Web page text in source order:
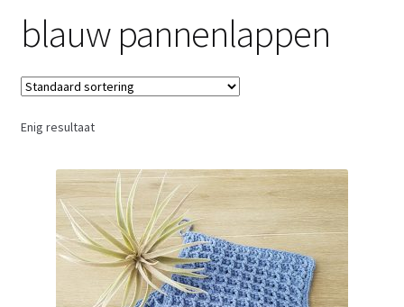
blauw pannenlappen
Enig resultaat